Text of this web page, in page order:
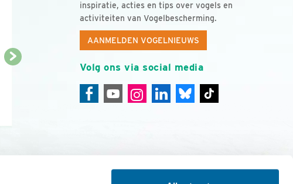
inspiratie, acties en tips over vogels en
activiteiten van Vogelbescherming.
AANMELDEN VOGELNIEUWS
Volg ons via social media